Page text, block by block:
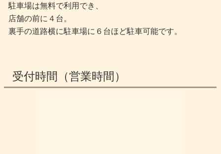
駐車場は無料で利用でき、
店舗の前に４台。
裏手の道路横に駐車場に６台ほど駐車可能です。
受付時間（営業時間）